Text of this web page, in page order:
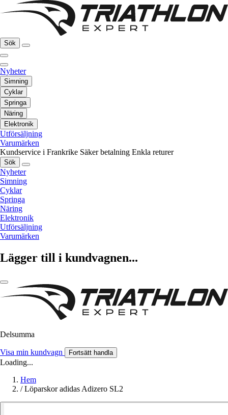
Sök
Nyheter
Simning
Cyklar
Springa
Näring
Elektronik
Utförsäljning
Varumärken
Kundservice i Frankrike Säker betalning Enkla returer
Sök
Nyheter
Simning
Cyklar
Springa
Näring
Elektronik
Utförsäljning
Varumärken
Lägger till i kundvagnen...
Delsumma
Visa min kundvagn Fortsätt handla
Loading...
Hem
/ Löparskor adidas Adizero SL2